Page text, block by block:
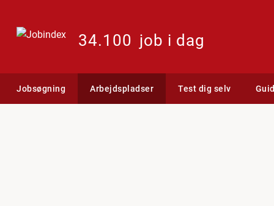
34.100 job i dag
Jobsøgning Arbejdspladser Test dig selv